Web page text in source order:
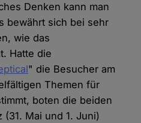
Denken kann man
bewährt sich bei sehr
wie das
Hatte die
" die Besucher am
Themen für
boten die beiden
Mai und 1. Juni)